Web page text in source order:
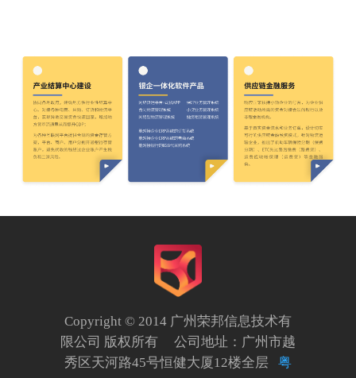
Copyright © 2014 广州荣邦信息技术有
限公司 版权所有 公司地址：广州市越
秀区天河路45号恒健大厦12楼全层 粤